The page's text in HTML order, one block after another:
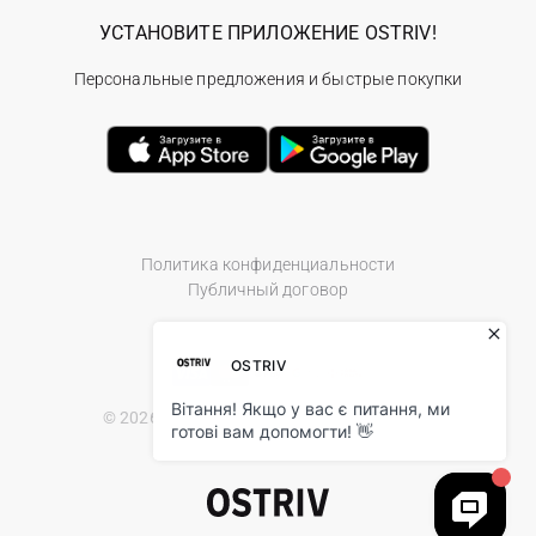
Политика конфиденциальности
Публичный договор
© 2026 Ostriv.ua Store. All Rights Reserved.
УСТАНОВИТЕ ПРИЛОЖЕНИЕ OSTRIV!
Персональные предложения и быстрые покупки